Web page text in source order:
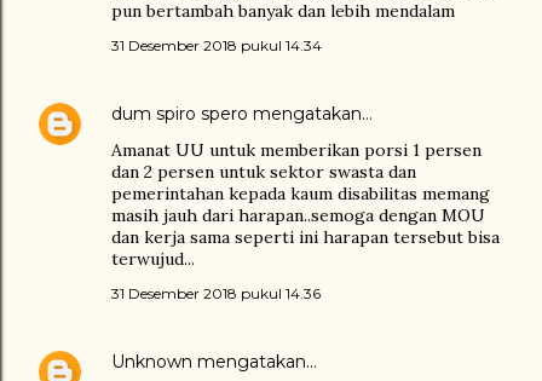
pun bertambah banyak dan lebih mendalam
31 Desember 2018 pukul 14.34
dum spiro spero mengatakan…
Amanat UU untuk memberikan porsi 1 persen
dan 2 persen untuk sektor swasta dan
pemerintahan kepada kaum disabilitas memang
masih jauh dari harapan..semoga dengan MOU
dan kerja sama seperti ini harapan tersebut bisa
terwujud...
31 Desember 2018 pukul 14.36
Unknown mengatakan…